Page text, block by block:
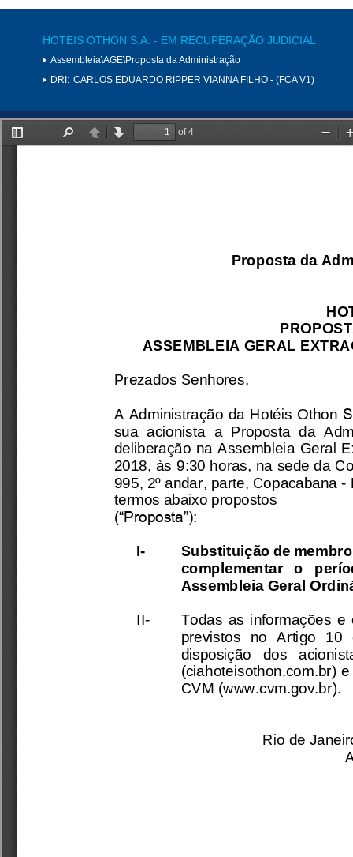
HOTEIS OTHON S.A. - EM RECUPERAÇÃO JUDICIAL
Assembleia\AGE\Proposta da Administração
DRI: CARLOS EDUARDO RIPPER VIANNA FILHO - (FCA V1)